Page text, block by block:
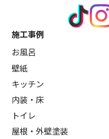
施工事例
お風呂
壁紙
キッチン
内装・床
トイレ
屋根・外壁塗装